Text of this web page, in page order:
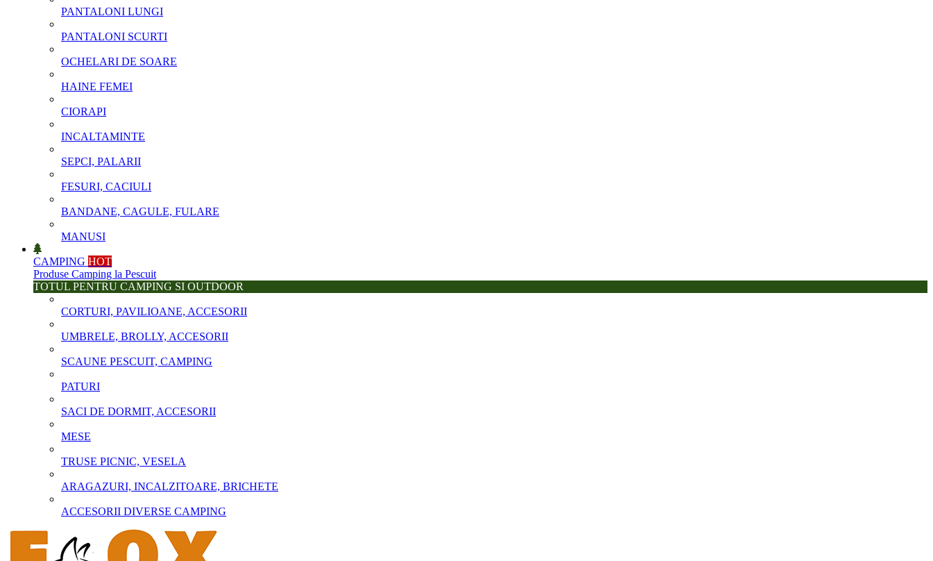
PANTALONI LUNGI
PANTALONI SCURTI
OCHELARI DE SOARE
HAINE FEMEI
CIORAPI
INCALTAMINTE
SEPCI, PALARII
FESURI, CACIULI
BANDANE, CAGULE, FULARE
MANUSI
CAMPING HOT
Produse Camping la Pescuit
TOTUL PENTRU CAMPING SI OUTDOOR
CORTURI, PAVILIOANE, ACCESORII
UMBRELE, BROLLY, ACCESORII
SCAUNE PESCUIT, CAMPING
PATURI
SACI DE DORMIT, ACCESORII
MESE
TRUSE PICNIC, VESELA
ARAGAZURI, INCALZITOARE, BRICHETE
ACCESORII DIVERSE CAMPING